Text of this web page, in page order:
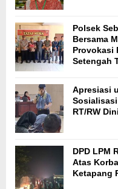
Polsek
Bersama
Provokasi
Setengah
Apresiasi
RT/RW
DPD LPM
Atas
Ketapang